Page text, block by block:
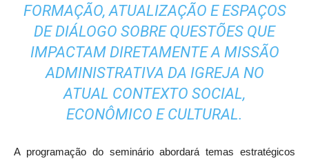
FORMAÇÃO, ATUALIZAÇÃO E ESPAÇOS
DE DIÁLOGO SOBRE QUESTÕES QUE
IMPACTAM DIRETAMENTE A MISSÃO
ADMINISTRATIVA DA IGREJA NO
ATUAL CONTEXTO SOCIAL,
ECONÔMICO E CULTURAL.
A programação do seminário abordará temas estratégicos